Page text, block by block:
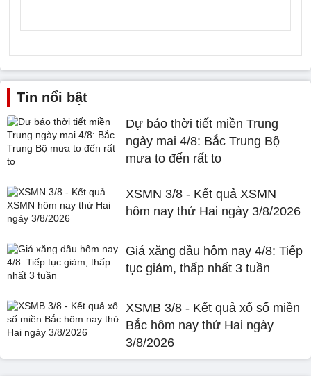
Tin nổi bật
Dự báo thời tiết miền Trung
ngày mai 4/8: Bắc Trung Bộ
mưa to đến rất to
XSMN 3/8 - Kết quả XSMN
hôm nay thứ Hai ngày 3/8/2026
Giá xăng dầu hôm nay 4/8: Tiếp
tục giảm, thấp nhất 3 tuần
XSMB 3/8 - Kết quả xổ số miền
Bắc hôm nay thứ Hai ngày
3/8/2026